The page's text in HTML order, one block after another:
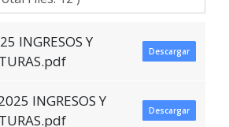
INGRESOS Y
Descargar
INGRESOS Y
Descargar